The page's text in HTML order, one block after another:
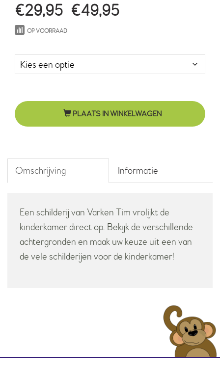
€29,95 - €49,95
OP VOORRAAD
PLAATS IN WINKELWAGEN
Omschrijving Informatie
Een schilderij van Varken Tim vrolijkt de
kinderkamer direct op. Bekijk de verschillende
achtergronden en maak uw keuze uit een van
de vele schilderijen voor de kinderkamer!